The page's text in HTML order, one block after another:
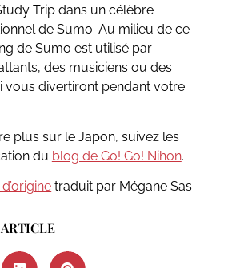
Trip dans un célèbre
de Sumo. Au milieu de ce
de Sumo est utilisé par
des musiciens ou des
vous divertiront pendant votre
plus sur le Japon, suivez les
du blog de Go! Go! Nihon.
traduit par Mégane Sas